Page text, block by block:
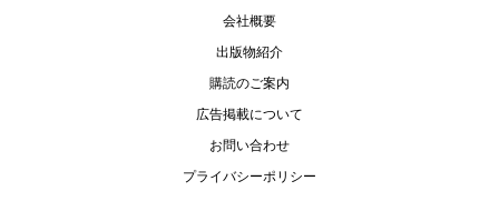
会社概要
出版物紹介
購読のご案内
広告掲載について
お問い合わせ
プライバシーポリシー